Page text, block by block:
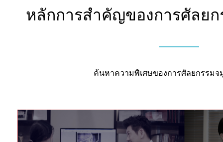
หลักการสำคัญของการศัลย
ค้นหาความพิเศษของการศัลยกรรมจ